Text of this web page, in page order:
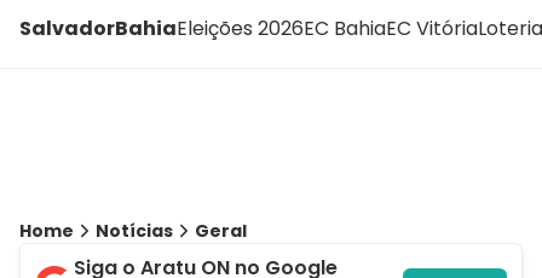
SalvadorBahiaEleições 2026EC BahiaEC Vitória
Home Notícias Geral
Siga o Aratu ON no Google